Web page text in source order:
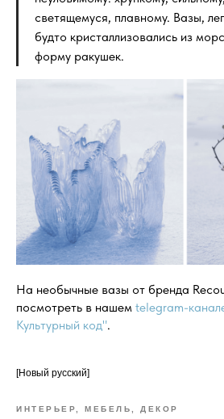
светящемуся, плавному. Вазы,
будто кристаллизовались из
форму ракушек.
На необычные вазы от бренда
посмотреть в нашем telegram-
Культурный код".
[Новый русский]
ИНТЕРЬЕР, МЕБЕЛЬ, ДЕКОР